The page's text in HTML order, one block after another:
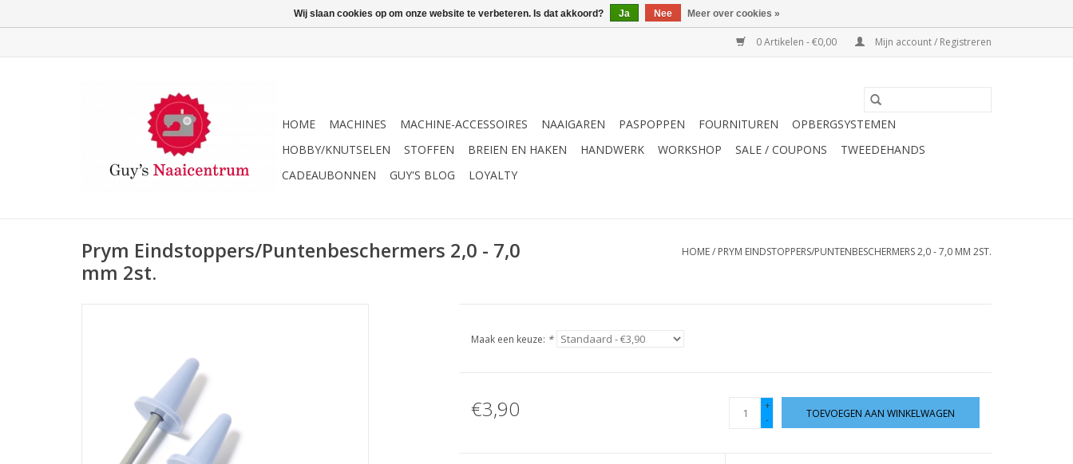
0 Artikelen - €0,00 Mijn account / Registreren
HOME MACHINES MACHINE-ACCESSOIRES NAAIGAREN PASPOPPEN FOURNITUREN
OPBERGSYSTEMEN
HOBBY/KNUTSELEN
STOFFEN BREIEN EN HAKEN HANDWERK WORKSHOP SALE / COUPONS
TWEEDEHANDS
CADEAUBONNEN
GUY'S BLOG LOYALTY
Prym Eindstoppers/Puntenbeschermers 2,0 - 7,0
mm 2st.
HOME/ PRYM EINDSTOPPERS/PUNTENBESCHERMERS 2,0 - 7,0 MM 2ST.
Maak een keuze: *
€3,90
+
-
TOEVOEGEN AAN WINKELWAGEN
Wij slaan cookies op om onze website te verbeteren. Is dat akkoord? Ja Nee Meer over cookies »